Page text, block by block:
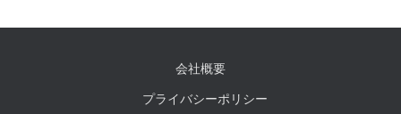
会社概要
プライバシーポリシー